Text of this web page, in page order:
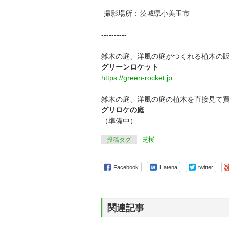
撮影場所：茨城県小美玉市
----------
雑木の庭、洋風の庭がつくれる植木の
グリーンロケット
https://green-rocket.jp
雑木の庭、洋風の庭の植木を直接見て
グリロケの庭
（準備中）
投稿タグ 芝桜
Facebook Hatena twitter
関連記事